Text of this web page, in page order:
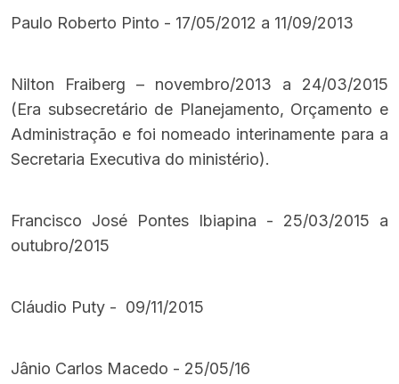
Paulo Roberto Pinto - 17/05/2012 a 11/09/2013
Nilton Fraiberg – novembro/2013 a 24/03/2015
(Era subsecretário de Planejamento, Orçamento e
Administração e foi nomeado interinamente para a
Secretaria Executiva do ministério).
Francisco José Pontes Ibiapina - 25/03/2015 a
outubro/2015
Cláudio Puty - 09/11/2015
Jânio Carlos Macedo - 25/05/16